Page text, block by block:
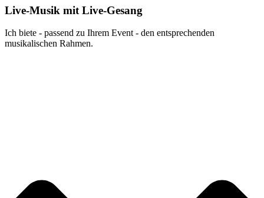
Live-Musik mit Live-Gesang
Ich biete - passend zu Ihrem Event - den entsprechenden
musikalischen Rahmen.